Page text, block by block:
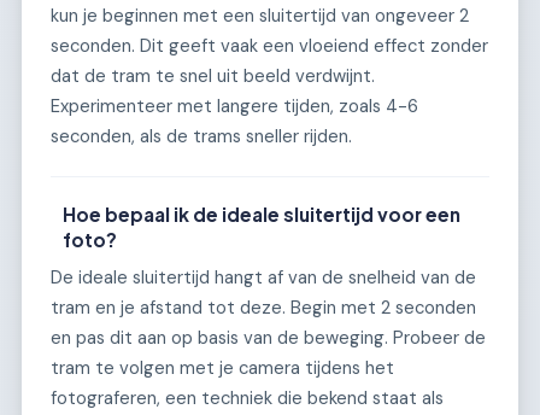
kun je beginnen met een sluitertijd van ongeveer 2
seconden. Dit geeft vaak een vloeiend effect zonder
dat de tram te snel uit beeld verdwijnt.
Experimenteer met langere tijden, zoals 4-6
seconden, als de trams sneller rijden.
Hoe bepaal ik de ideale sluitertijd voor een
foto?
De ideale sluitertijd hangt af van de snelheid van de
tram en je afstand tot deze. Begin met 2 seconden
en pas dit aan op basis van de beweging. Probeer de
tram te volgen met je camera tijdens het
fotograferen, een techniek die bekend staat als